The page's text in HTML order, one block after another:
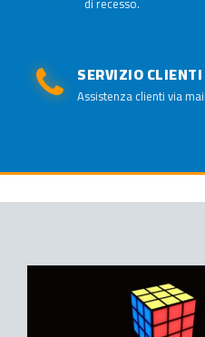
SERVIZIO CLIENTI
Assistenza clienti via